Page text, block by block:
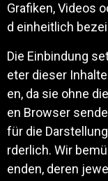
Grafiken, Videos
d einheitlich
Die Einbindung
eter dieser
en, da sie ohne
en Browser
für die
rderlich. Wir
enden, deren